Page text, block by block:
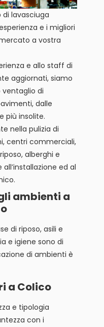
di lavasciuga
e i migliori
a vostra
e allo staff di
aggiornati, siamo
di
dalle
più insolite.
nella pulizia di
centri commerciali,
alberghi e
ed al
ambienti a
di riposo, asili e
e igiene sono di
di ambienti è
a Colico
e tipologia
con i